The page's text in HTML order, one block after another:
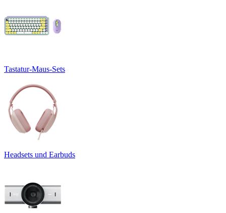
Tastatur-Maus-Sets
Headsets und Earbuds